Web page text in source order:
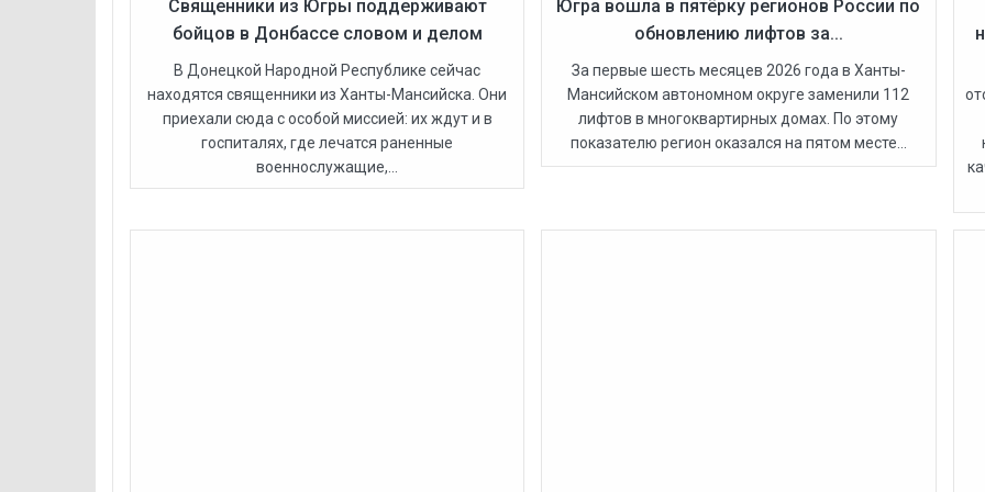
Священники из Югры поддерживают
бойцов в Донбассе словом и делом
В Донецкой Народной Республике сейчас
находятся священники из Ханты-Мансийска. Они
приехали сюда с особой миссией: их ждут и в
госпиталях, где лечатся раненные
военнослужащие,...
Югра вошла в пятёрку регионов России по
обновлению лифтов за...
За первые шесть месяцев 2026 года в Ханты-
Мансийском автономном округе заменили 112
лифтов в многоквартирных домах. По этому
показателю регион оказался на пятом месте...